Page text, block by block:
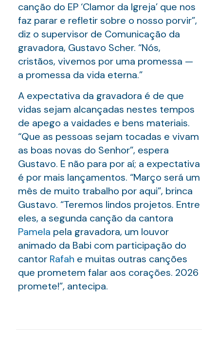
canção do EP ‘Clamor da Igreja’ que nos
faz parar e refletir sobre o nosso porvir”,
diz o supervisor de Comunicação da
gravadora, Gustavo Scher. “Nós,
cristãos, vivemos por uma promessa —
a promessa da vida eterna.”
A expectativa da gravadora é de que
vidas sejam alcançadas nestes tempos
de apego a vaidades e bens materiais.
“Que as pessoas sejam tocadas e vivam
as boas novas do Senhor”, espera
Gustavo. E não para por aí; a expectativa
é por mais lançamentos. “Março será um
mês de muito trabalho por aqui”, brinca
Gustavo. “Teremos lindos projetos. Entre
eles, a segunda canção da cantora
Pamela pela gravadora, um louvor
animado da Babi com participação do
cantor Rafah e muitas outras canções
que prometem falar aos corações. 2026
promete!”, antecipa.